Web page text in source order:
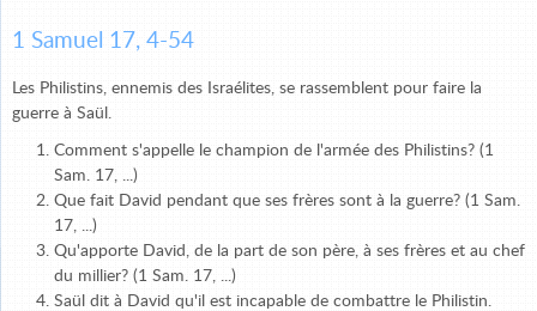
1 Samuel 17, 4-54
Les Philistins, ennemis des Israélites, se rassemblent pour faire la
guerre à Saül.
Comment s'appelle le champion de l'armée des Philistins? (1
Sam. 17, ...)
Que fait David pendant que ses frères sont à la guerre? (1 Sam.
17, ...)
Qu'apporte David, de la part de son père, à ses frères et au chef
du millier? (1 Sam. 17, ...)
Saül dit à David qu'il est incapable de combattre le Philistin.